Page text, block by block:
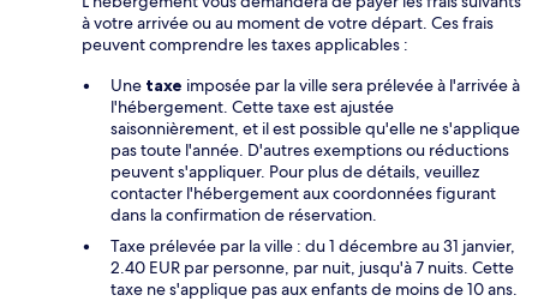
à votre arrivée ou au moment de votre départ. Ces frais
peuvent comprendre les taxes applicables :
Une taxe imposée par la ville sera prélevée à l'arrivée à
l'hébergement. Cette taxe est ajustée
saisonnièrement, et il est possible qu'elle ne s'applique
pas toute l'année. D'autres exemptions ou réductions
peuvent s'appliquer. Pour plus de détails, veuillez
contacter l'hébergement aux coordonnées figurant
dans la confirmation de réservation.
Taxe prélevée par la ville : du 1 décembre au 31 janvier,
2.40 EUR par personne, par nuit, jusqu'à 7 nuits. Cette
taxe ne s'applique pas aux enfants de moins de 10 ans.